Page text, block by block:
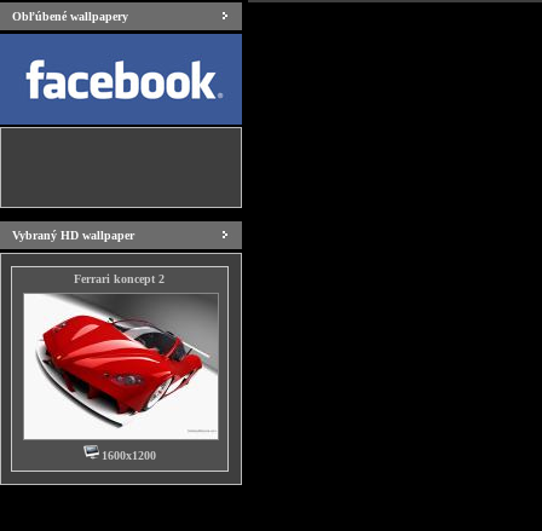
Obľúbené wallpapery
Vybraný HD wallpaper
Ferrari koncept 2
1600x1200